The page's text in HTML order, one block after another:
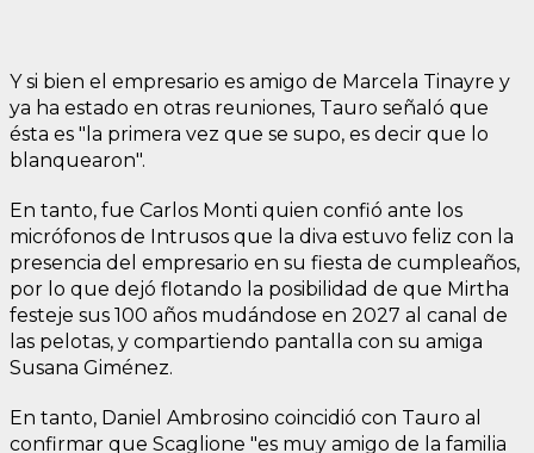
Y si bien el empresario es amigo de Marcela Tinayre y
ya ha estado en otras reuniones, Tauro señaló que
ésta es "la primera vez que se supo, es decir que lo
blanquearon".
En tanto, fue Carlos Monti quien confió ante los
micrófonos de Intrusos que la diva estuvo feliz con la
presencia del empresario en su fiesta de cumpleaños,
por lo que dejó flotando la posibilidad de que Mirtha
festeje sus 100 años mudándose en 2027 al canal de
las pelotas, y compartiendo pantalla con su amiga
Susana Giménez.
En tanto, Daniel Ambrosino coincidió con Tauro al
confirmar que Scaglione "es muy amigo de la familia